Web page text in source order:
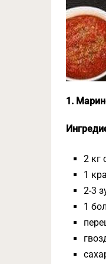
1.
2 кг
1
2-3
1